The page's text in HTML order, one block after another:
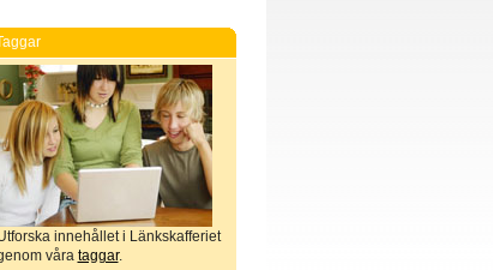
innehållet i Länkskafferiet
våra taggar.